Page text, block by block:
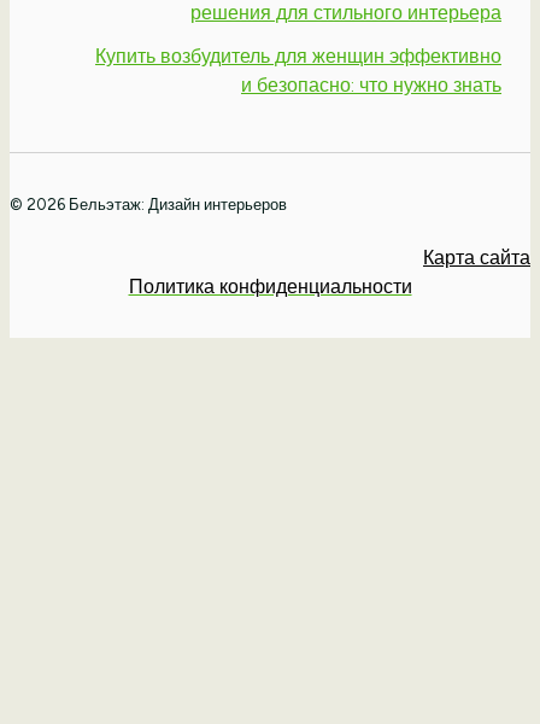
решения для стильного интерьера
Купить возбудитель для женщин эффективно
и безопасно: что нужно знать
© 2026 Бельэтаж: Дизайн интерьеров
Карта сайта
Политика конфиденциальности